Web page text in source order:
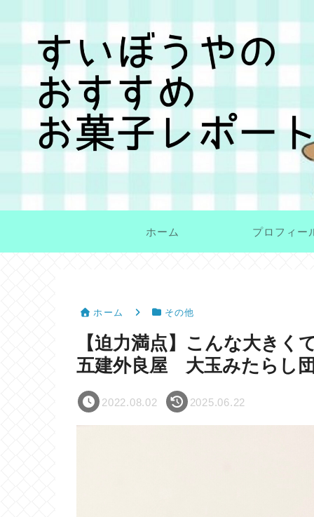
ホーム プロフィー
ホーム その他
【迫力満点】こんな大きく
五建外良屋 大玉みたらし
2022.08.02 2025.06.22